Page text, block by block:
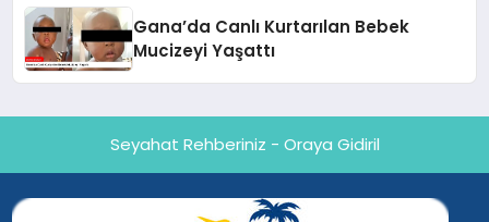
Gana’da Canlı Kurtarılan Bebek
Mucizeyi Yaşattı
Seyahat Rehberiniz - Oraya Gidiril